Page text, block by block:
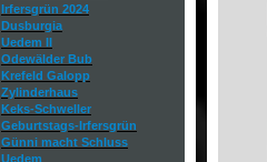
Irfersgrün 2024
Dusburgia
Uedem II
Odewälder Bub
Krefeld Galopp
Zylinderhaus
Keks-Schweller
Geburtstags-Irfersgrün
Günni macht Schluss
Uedem